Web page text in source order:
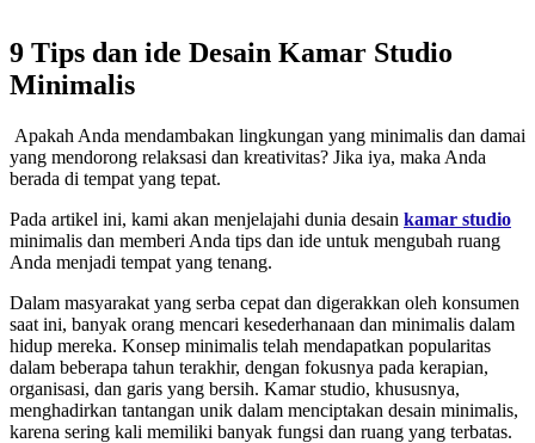
9 Tips dan ide Desain Kamar Studio
Minimalis
Apakah Anda mendambakan lingkungan yang minimalis dan damai
yang mendorong relaksasi dan kreativitas? Jika iya, maka Anda
berada di tempat yang tepat.
Pada artikel ini, kami akan menjelajahi dunia desain kamar studio
minimalis dan memberi Anda tips dan ide untuk mengubah ruang
Anda menjadi tempat yang tenang.
Dalam masyarakat yang serba cepat dan digerakkan oleh konsumen
saat ini, banyak orang mencari kesederhanaan dan minimalis dalam
hidup mereka. Konsep minimalis telah mendapatkan popularitas
dalam beberapa tahun terakhir, dengan fokusnya pada kerapian,
organisasi, dan garis yang bersih. Kamar studio, khususnya,
menghadirkan tantangan unik dalam menciptakan desain minimalis,
karena sering kali memiliki banyak fungsi dan ruang yang terbatas.